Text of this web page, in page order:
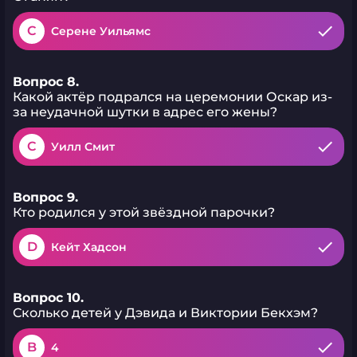
C Серене Уильямс
Вопрос 8.
Какой актёр подрался на церемонии Оскар из-
за неудачной шутки в адрес его жены?
C Уилл Смит
Вопрос 9.
Кто родился у этой звёздной парочки?
D Кейт Хадсон
Вопрос 10.
Сколько детей у Дэвида и Виктории Бекхэм?
B 4